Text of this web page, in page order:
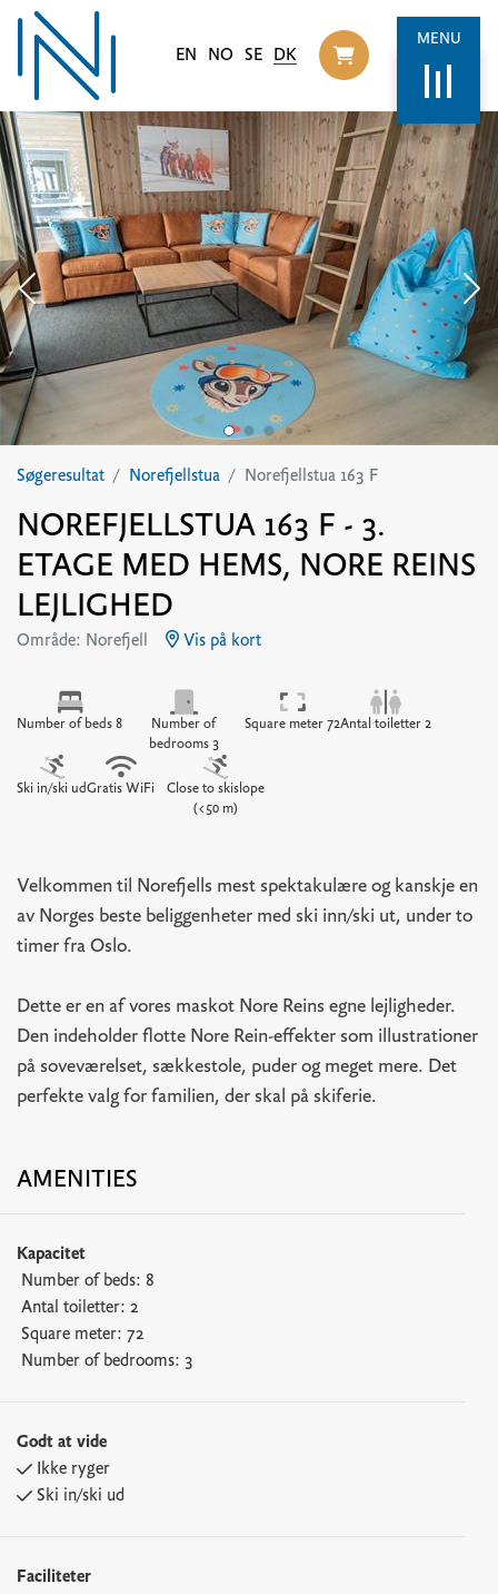
EN NO SE DK
Til
MENU
Søgeresultat Norefjellstua Norefjellstua 163 F
NOREFJELLSTUA 163 F - 3.
ETAGE MED HEMS, NORE REINS
LEJLIGHED
Område: Norefjell Vis på kort
Number of beds 8
Number of
bedrooms 3
Square meter 72Antal toiletter 2
Ski in/ski udGratis WiFi
Close to skislope
(<50 m)
Velkommen til Norefjells mest spektakulære og kanskje en
av Norges beste beliggenheter med ski inn/ski ut, under to
timer fra Oslo.
Dette er en af vores maskot Nore Reins egne lejligheder.
Den indeholder flotte Nore Rein-effekter som illustrationer
på soveværelset, sækkestole, puder og meget mere. Det
perfekte valg for familien, der skal på skiferie.
AMENITIES
Kapacitet
Number of beds: 8
Antal toiletter: 2
Square meter: 72
Number of bedrooms: 3
Godt at vide
Ikke ryger
Ski in/ski ud
Faciliteter